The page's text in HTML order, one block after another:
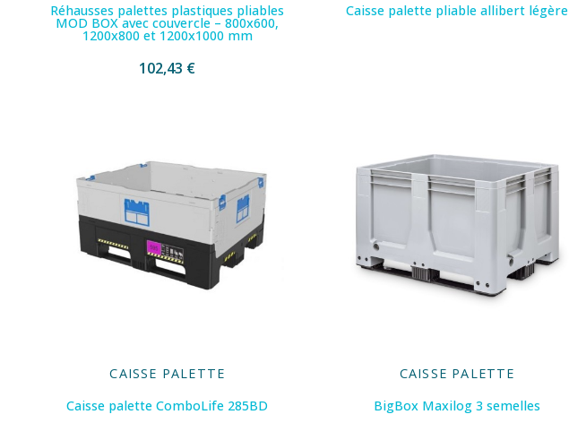
Réhausses palettes plastiques pliables
MOD BOX avec couvercle – 800x600,
1200x800 et 1200x1000 mm
102,43 €
Caisse palette pliable allibert légère
CAISSE PALETTE
Caisse palette ComboLife 285BD
CAISSE PALETTE
BigBox Maxilog 3 semelles